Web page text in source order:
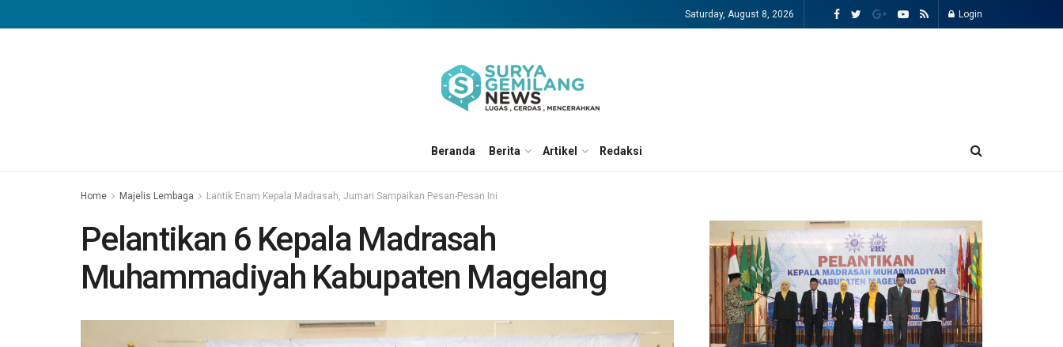
Saturday, August 8, 2026 Login
Beranda Berita Artikel Redaksi
Home Majelis Lembaga Lantik Enam Kepala Madrasah, Jumari Sampaikan Pesan-Pesan Ini
Pelantikan 6 Kepala Madrasah
Muhammadiyah Kabupaten Magelang